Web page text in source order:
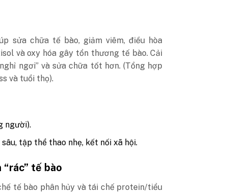
sửa chữa tế bào, giảm viêm, điều hòa
và oxy hóa gây tổn thương tế bào. Cải
ngơi” và sửa chữa tốt hơn. (Tổng hợp
và tuổi thọ).
người).
tập thể thao nhẹ, kết nối xã hội.
tế bào
tế bào phân hủy và tái chế protein/tiểu